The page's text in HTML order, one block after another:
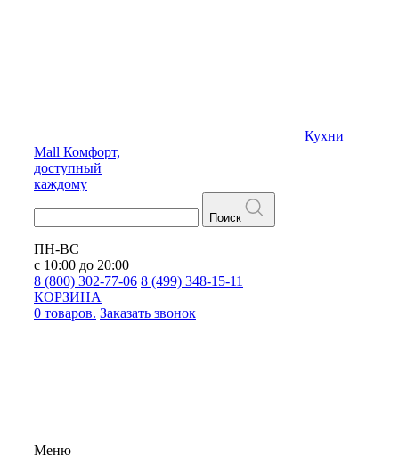
Кухни
Mall Комфорт,
доступный
каждому
Поиск
ПН-ВС
с 10:00 до 20:00
8 (800) 302-77-06 8 (499) 348-15-11
КОРЗИНА
0 товаров. Заказать звонок
Меню